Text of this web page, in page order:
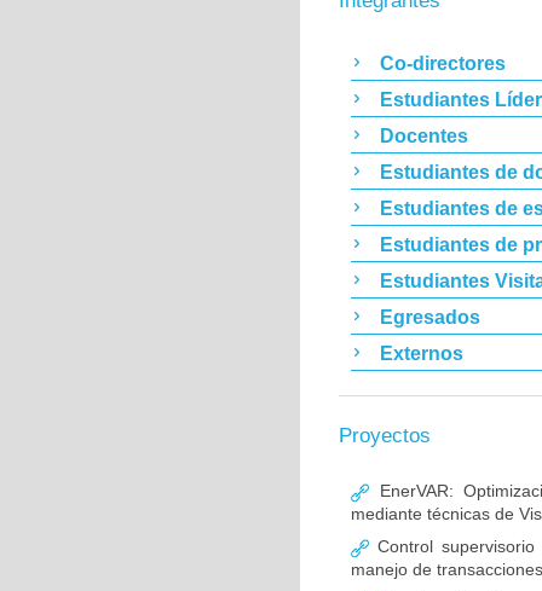
Co-directores
Estudiantes
Docentes
Estudiantes de
Estudiantes de
Estudiantes de
Estudiantes
Egresados
Externos
Proyectos
EnerVAR:
mediante técnicas de
Control
manejo de